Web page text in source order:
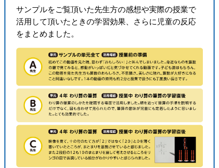
サンプルをご覧頂いた先生方の感想や実際の授業で
活用して頂いたときの学習効果、さらに児童の反応
をまとめました。